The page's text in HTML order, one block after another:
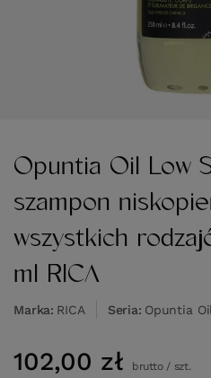
Opuntia Oil Low
szampon
wszystkich
ml RICA
Marka RICA Seria Opuntia
102,00 zł brutto/ szt.